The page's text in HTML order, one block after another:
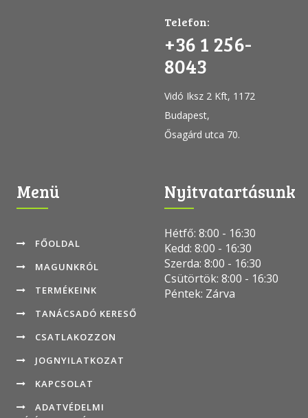
Telefon:
+36 1 256-
8043
Vidó Iksz 2 Kft, 1172
Budapest,
Ősagárd utca 70.
Menü
FŐOLDAL
MAGUNKRÓL
TERMÉKEINK
TANÁCSADÓ KERESŐ
CSATLAKOZZON
JOGNYILATKOZAT
KAPCSOLAT
ADATVÉDELMI
Nyitvatartásunk
Hétfő: 8:00 - 16:30
Kedd: 8:00 - 16:30
Szerda: 8:00 - 16:30
Csütörtök: 8:00 - 16:30
Péntek: Zárva